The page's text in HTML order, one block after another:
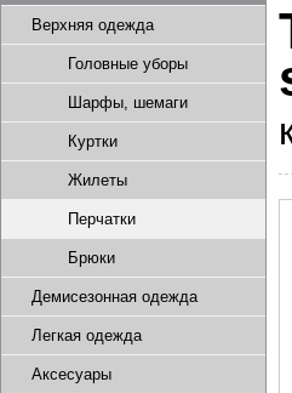
Верхняя одежда
Головные уборы
Шарфы, шемаги
Куртки
Жилеты
Перчатки
Брюки
Демисезонная одежда
Легкая одежда
Аксесуары